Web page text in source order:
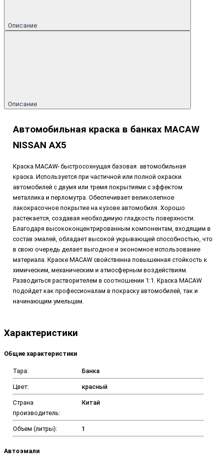
Описание
Описание
Автомобильная краска в банках MACAW
NISSAN AX5
Краска MACAW-быстросохнущая базовая автомобильная
краска. Используется при частичной или полной окраски
автомобилей с двумя или тремя покрытиями с эффектом
металлика и перломутра. Обеспечивает великолепное
лакокрасочное покрытие на кузове автомобиля. Хорошо
растекается, создавая необходимую гладкость поверхности.
Благодаря высококонцентрированным компонентам, входящим в
состав эмалей, обладает высокой укрывающей способностью, что
в свою очередь делает выгодное и экономное использование
материала. Краске MACAW свойственна повышенная стойкость к
химическим, механическим и атмосферным воздействиям.
Разводиться растворителем в соотношении 1:1. Краска MACAW
подойдет как профессионалам в покраску автомобилей, так и
начинающим умельцам.
Характеристики
Общие характеристики
Тара: Банка
Цвет: красный
Страна
производитель:
Китай
Объем (литры): 1
Автоэмали